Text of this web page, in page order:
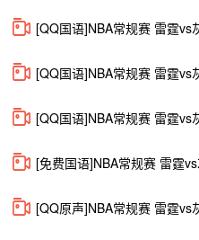
[QQ国语]NBA常规赛 雷霆vs
[QQ国语]NBA常规赛 雷霆vs
[QQ国语]NBA常规赛 雷霆vs
[免费国语]NBA常规赛 雷霆
[QQ原声]NBA常规赛 雷霆vs